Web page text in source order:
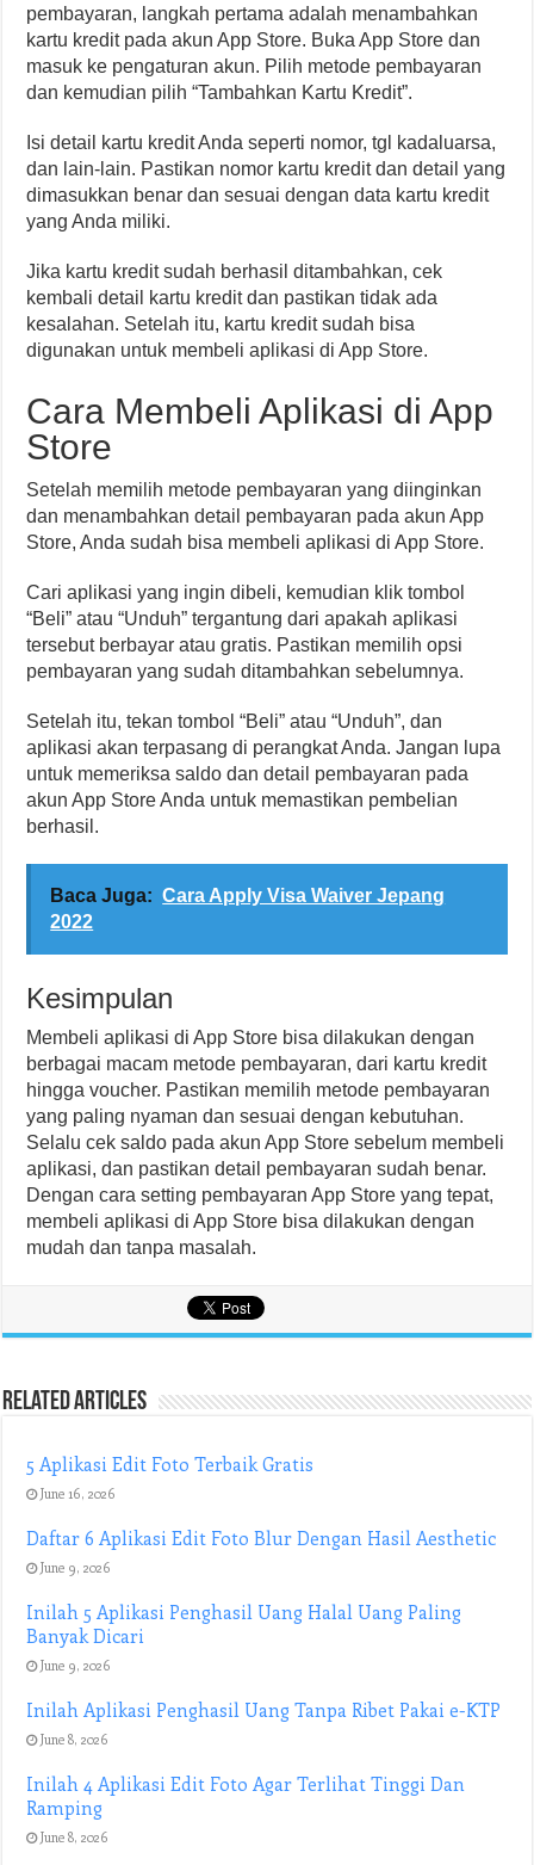
pembayaran, langkah pertama adalah menambahkan
kartu kredit pada akun App Store. Buka App Store dan
masuk ke pengaturan akun. Pilih metode pembayaran
dan kemudian pilih “Tambahkan Kartu Kredit”.
Isi detail kartu kredit Anda seperti nomor, tgl kadaluarsa,
dan lain-lain. Pastikan nomor kartu kredit dan detail yang
dimasukkan benar dan sesuai dengan data kartu kredit
yang Anda miliki.
Jika kartu kredit sudah berhasil ditambahkan, cek
kembali detail kartu kredit dan pastikan tidak ada
kesalahan. Setelah itu, kartu kredit sudah bisa
digunakan untuk membeli aplikasi di App Store.
Cara Membeli Aplikasi di App
Store
Setelah memilih metode pembayaran yang diinginkan
dan menambahkan detail pembayaran pada akun App
Store, Anda sudah bisa membeli aplikasi di App Store.
Cari aplikasi yang ingin dibeli, kemudian klik tombol
“Beli” atau “Unduh” tergantung dari apakah aplikasi
tersebut berbayar atau gratis. Pastikan memilih opsi
pembayaran yang sudah ditambahkan sebelumnya.
Setelah itu, tekan tombol “Beli” atau “Unduh”, dan
aplikasi akan terpasang di perangkat Anda. Jangan lupa
untuk memeriksa saldo dan detail pembayaran pada
akun App Store Anda untuk memastikan pembelian
berhasil.
Baca Juga: Cara Apply Visa Waiver Jepang
2022
Kesimpulan
Membeli aplikasi di App Store bisa dilakukan dengan
berbagai macam metode pembayaran, dari kartu kredit
hingga voucher. Pastikan memilih metode pembayaran
yang paling nyaman dan sesuai dengan kebutuhan.
Selalu cek saldo pada akun App Store sebelum membeli
aplikasi, dan pastikan detail pembayaran sudah benar.
Dengan cara setting pembayaran App Store yang tepat,
membeli aplikasi di App Store bisa dilakukan dengan
mudah dan tanpa masalah.
Related Articles
5 Aplikasi Edit Foto Terbaik Gratis
June 16, 2026
Daftar 6 Aplikasi Edit Foto Blur Dengan Hasil Aesthetic
June 9, 2026
Inilah 5 Aplikasi Penghasil Uang Halal Uang Paling
Banyak Dicari
June 9, 2026
Inilah Aplikasi Penghasil Uang Tanpa Ribet Pakai e-KTP
June 8, 2026
Inilah 4 Aplikasi Edit Foto Agar Terlihat Tinggi Dan
Ramping
June 8, 2026